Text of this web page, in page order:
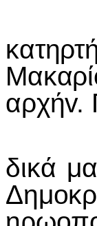
ΕΡ:
αρχήv.
ΑΠ:
δικά